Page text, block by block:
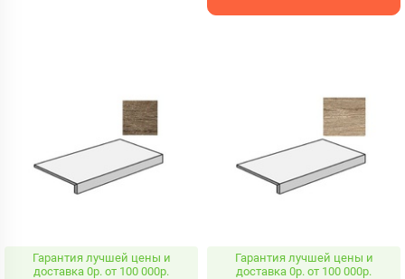
Гарантия лучшей цены и
доставка 0р. от 100 000р.
Гарантия лучшей цены и
доставка 0р. от 100 000р.